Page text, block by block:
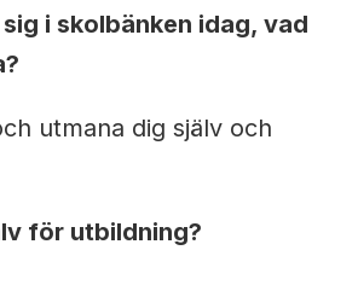
i skolbänken idag, vad
utmana dig själv och
för utbildning?